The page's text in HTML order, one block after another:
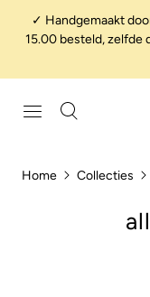
✓ Handgemaakt
15.00 besteld, zelfde
Home Collecties